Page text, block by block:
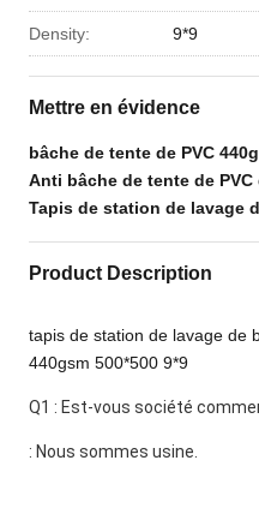
Density: 9*9
Mettre en évidence
bâche de tente de PVC
Anti bâche de tente de
Tapis de station de lavage
Product Description
tapis de station de lavage de
440gsm 500*500 9*9
Q1 : Est-vous société
: Nous sommes usine.